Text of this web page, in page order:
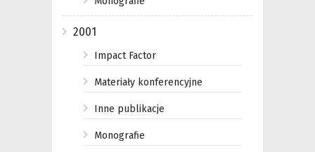
2001
Impact Factor
Materiały konferencyjne
Inne publikacje
Monografie